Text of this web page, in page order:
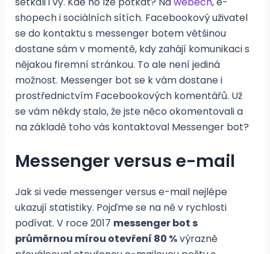
shopech i sociálních sítích. Facebookový uživatel
se do kontaktu s messenger botem většinou
dostane sám v momentě, kdy zahájí komunikaci s
nějakou firemní stránkou. To ale není jediná
možnost. Messenger bot se k vám dostane i
prostřednictvím Facebookových komentářů. Už
se vám někdy stalo, že jste něco okomentovali a
na základě toho vás kontaktoval Messenger bot?
Messenger versus e-mail
Jak si vede messenger versus e-mail nejlépe
ukazují statistiky. Pojďme se na ně v rychlosti
podívat. V roce 2017 messenger bot s
průměrnou mírou otevření 80 %výrazně